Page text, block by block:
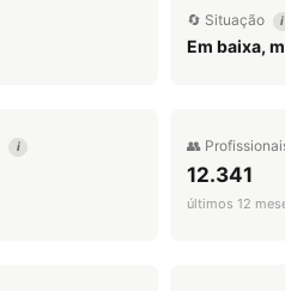
🔄 Situação i
Em baixa,
i 👥
12.341
últimos 12